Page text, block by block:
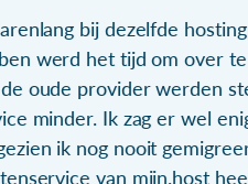
bij dezelfde
werd het tijd om over
oude provider werden
minder. Ik zag er wel
ik nog nooit
van mijn.host